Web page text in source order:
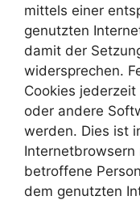
mittels einer
genutzten
damit der
widersprechen.
Cookies
oder andere
werden. Dies ist
betroffene
dem genutzten